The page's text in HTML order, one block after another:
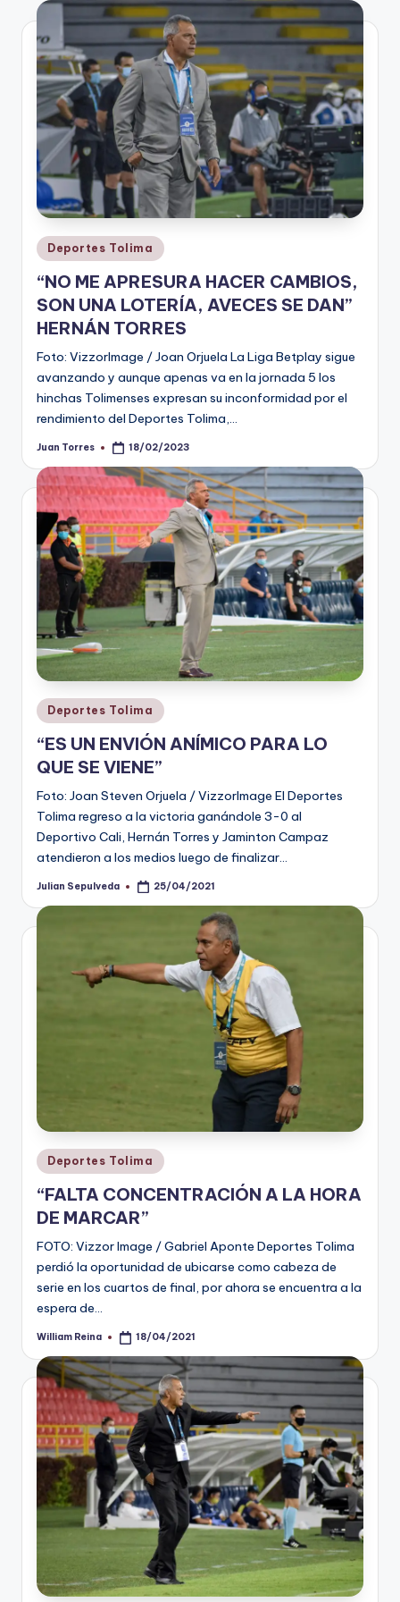
V
n
o
ti
n
t
o
Publicado
en
Deportes Tolima
“NO ME APRESURA HACER CAMBIOS,
SON UNA LOTERÍA, AVECES SE DAN”
HERNÁN TORRES
Foto: VizzorImage / Joan Orjuela La Liga Betplay sigue
avanzando y aunque apenas va en la jornada 5 los
hinchas Tolimenses expresan su inconformidad por el
rendimiento del Deportes Tolima,…
Publicado
Juan Torres 18/02/2023
Publicado
en
Deportes Tolima
“ES UN ENVIÓN ANÍMICO PARA LO
QUE SE VIENE”
Foto: Joan Steven Orjuela / VizzorImage El Deportes
Tolima regreso a la victoria ganándole 3-0 al
Deportivo Cali, Hernán Torres y Jaminton Campaz
atendieron a los medios luego de finalizar…
Publicado
Julian Sepulveda 25/04/2021
Publicado
en
Deportes Tolima
“FALTA CONCENTRACIÓN A LA HORA
DE MARCAR”
FOTO: Vizzor Image / Gabriel Aponte Deportes Tolima
perdió la oportunidad de ubicarse como cabeza de
serie en los cuartos de final, por ahora se encuentra a la
espera de…
Publicado
William Reina 18/04/2021